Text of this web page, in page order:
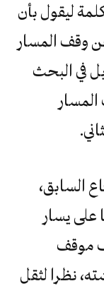
(اغتيل في 1994) الكلمة ليقول بأن
وقف المسار
في البحث
السابق،
على يسار
موقف
نظرا لثقل